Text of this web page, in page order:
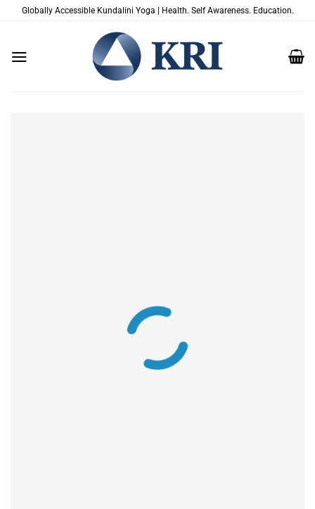
SaltarGlobally Accessible Kundalini Yoga | Health. Self Awareness. Education.